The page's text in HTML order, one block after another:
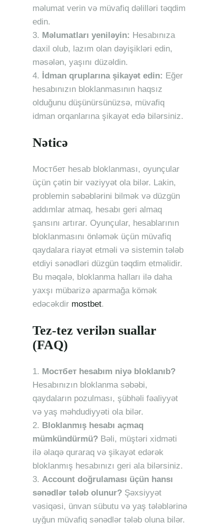
məlumat verin və müvafiq dəlilləri təqdim
edin.
Məlumatları yeniləyin: Hesabınıza
daxil olub, lazım olan dəyişikləri edin,
məsələn, yaşını düzəldin.
İdman qruplarına şikayət edin: Eğer
hesabınızın bloklanmasının haqsız
olduğunu düşünürsünüzsə, müvafiq
idman orqanlarına şikayət edə bilərsiniz.
Nəticə
Mостбет hesab bloklanması, oyunçular
üçün çətin bir vəziyyət ola bilər. Lakin,
problemin səbəblərini bilmək və düzgün
addımlar atmaq, hesabı geri almaq
şansını artırar. Oyunçular, hesablarının
bloklanmasını önləmək üçün müvafiq
qaydalara riayət etməli və sistemin tələb
etdiyi sənədləri düzgün təqdim etməlidir.
Bu məqalə, bloklanma halları ilə daha
yaxşı mübarizə aparmağa kömək
edəcəkdir mostbet.
Tez-tez verilən suallar
(FAQ)
Mостбет hesabım niyə bloklanıb?
Hesabınızın bloklanma səbəbi,
qaydaların pozulması, şübhəli fəaliyyət
və yaş məhdudiyyəti ola bilər.
Bloklanmış hesabı açmaq
mümkündürmü?Bəli, müştəri xidməti
ilə əlaqə quraraq və şikayət edərək
bloklanmış hesabınızı geri ala bilərsiniz.
Account doğrulaması üçün hansı
sənədlər tələb olunur?Şəxsiyyət
vəsiqəsi, ünvan sübutu və yaş tələblərinə
uyğun müvafiq sənədlər tələb oluna bilər.